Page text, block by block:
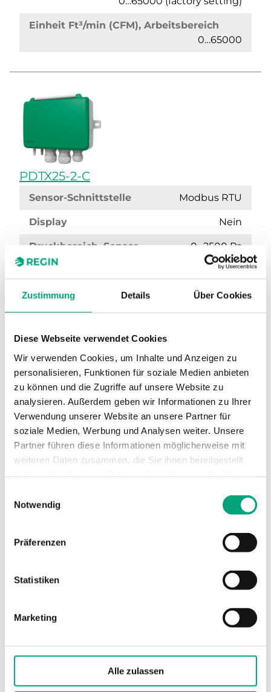
Zustimmung Details Über Cookies
Diese Webseite verwendet Cookies
Wir verwenden Cookies, um Inhalte und Anzeigen zu
personalisieren, Funktionen für soziale Medien anbieten
zu können und die Zugriffe auf unsere Website zu
analysieren. Außerdem geben wir Informationen zu Ihrer
Verwendung unserer Website an unsere Partner für
soziale Medien, Werbung und Analysen weiter. Unsere
Partner führen diese Informationen möglicherweise mit
weiteren Daten zusammen, die Sie ihnen bereitgestellt
Notwendig
Präferenzen
Statistiken
Marketing
Alle zulassen
Einheit Ft³/min (CFM), Arbeitsbereich
0…65000
PDTX25-2-C
Sensor-Schnittstelle Modbus RTU
Display Nein
Druckbereich, Sensor 0…2500 Pa
0…2500 Pa
Genauigkeit, Drucksensor 1
≤ 1 % vom Messbereichsendwert %
Genauigkeit, Drucksensor 2
Max. zulässiger Differenzdruck Sensor 1
50 kPa
Max. zulässiger Differenzdruck Sensor 2
50 kPa
Einheit l/s, Arbeitsbereich 0…31000
Einheit m³/h, Arbeitsbereich
Einheit Ft³/min (CFM), Arbeitsbereich
Sensor-Schnittstelle Modbus RTU